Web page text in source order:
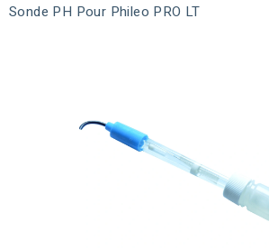
Sonde PH Pour Phileo PRO LT